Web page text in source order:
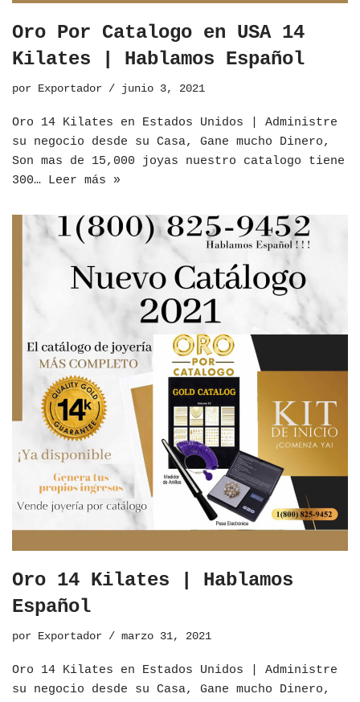
Oro Por Catalogo en USA 14
Kilates | Hablamos Español
por Exportador junio 3, 2021
Oro 14 Kilates en Estados Unidos | Administre
su negocio desde su Casa, Gane mucho Dinero,
Son mas de 15,000 joyas nuestro catalogo tiene
300… Leer más »
Oro 14 Kilates | Hablamos
Español
por Exportador marzo 31, 2021
Oro 14 Kilates en Estados Unidos | Administre
su negocio desde su Casa, Gane mucho Dinero,